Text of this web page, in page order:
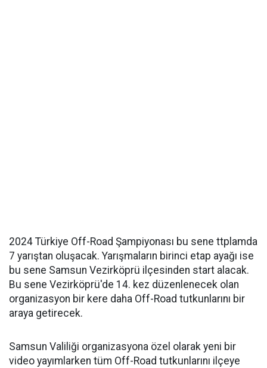
2024 Türkiye Off-Road Şampiyonası bu sene ttplamda
7 yarıştan oluşacak. Yarışmaların birinci etap ayağı ise
bu sene Samsun Vezirköprü ilçesinden start alacak.
Bu sene Vezirköprü'de 14. kez düzenlenecek olan
organizasyon bir kere daha Off-Road tutkunlarını bir
araya getirecek.
Samsun Valiliği organizasyona özel olarak yeni bir
video yayımlarken tüm Off-Road tutkunlarını ilçeye